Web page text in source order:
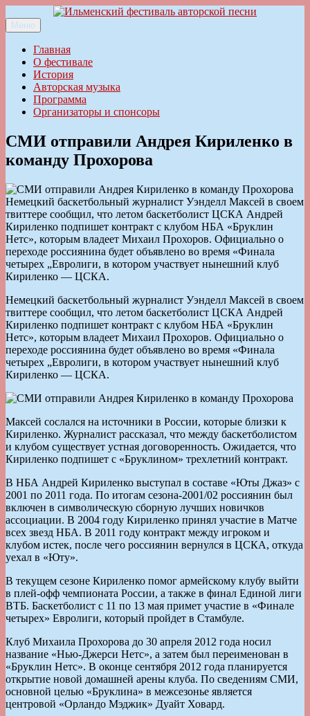
к
содержимому
Ильменский фестиваль авторской песни
Меню
Главная
О фестивале
История
Авторская музыка
Программа
Организаторы и спонсоры
СМИ отправили Андрея Кириленко в
команду Прохорова
Немецкий баскетбольный журналист Уэнделл Максей в своем
твиттере сообщил, что летом баскетболист ЦСКА Андрей
Кириленко подпишет контракт с клубом НБА «Бруклин
Нетс», которым владеет Михаил Прохоров. Официально о
переходе россиянина будет объявлено во время «Финала
четырех „Евролиги, в котором участвует нынешний клуб
Кириленко — ЦСКА.
Немецкий баскетбольный журналист Уэнделл Максей в своем
твиттере сообщил, что летом баскетболист ЦСКА Андрей
Кириленко подпишет контракт с клубом НБА «Бруклин
Нетс», которым владеет Михаил Прохоров. Официально о
переходе россиянина будет объявлено во время «Финала
четырех „Евролиги, в котором участвует нынешний клуб
Кириленко — ЦСКА.
Максей сослался на источники в России, которые близки к
Кириленко. Журналист рассказал, что между баскетболистом
и клубом существует устная договоренность. Ожидается, что
Кириленко подпишет с «Бруклином» трехлетний контракт.
В НБА Андрей Кириленко выступал в составе «Юты Джаз» с
2001 по 2011 года. По итогам сезона-2001/02 россиянин был
включен в символическую сборную лучших новичков
ассоциации. В 2004 году Кириленко принял участие в Матче
всех звезд НБА. В 2011 году контракт между игроком и
клубом истек, после чего россиянин вернулся в ЦСКА, откуда
уехал в «Юту».
В текущем сезоне Кириленко помог армейскому клубу выйти
в плей-офф чемпионата России, а также в финал Единой лиги
ВТБ. Баскетболист с 11 по 13 мая примет участие в «Финале
четырех» Евролиги, который пройдет в Стамбуле.
Клуб Михаила Прохорова до 30 апреля 2012 года носил
название «Нью-Джерси Нетс», а затем был переименован в
«Бруклин Нетс». В оконце сентября 2012 года планируется
открытие новой домашней арены клуба. По сведениям СМИ,
основной целью «Бруклина» в межсезонье является
центровой «Орландо Мэджик» Дуайт Ховард.